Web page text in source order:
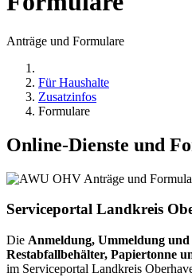
Anträge und Formulare
Für Haushalte
Zusatzinfos
Formulare
Online-Dienste und
Serviceportal Landkreis
Die Anmeldung, Ummeldung
Restabfallbehälter, Papiertonne
im Serviceportal Landkreis